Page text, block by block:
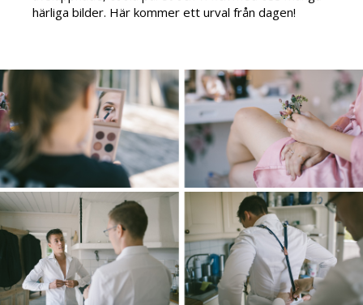
härliga bilder. Här kommer ett urval från dagen!